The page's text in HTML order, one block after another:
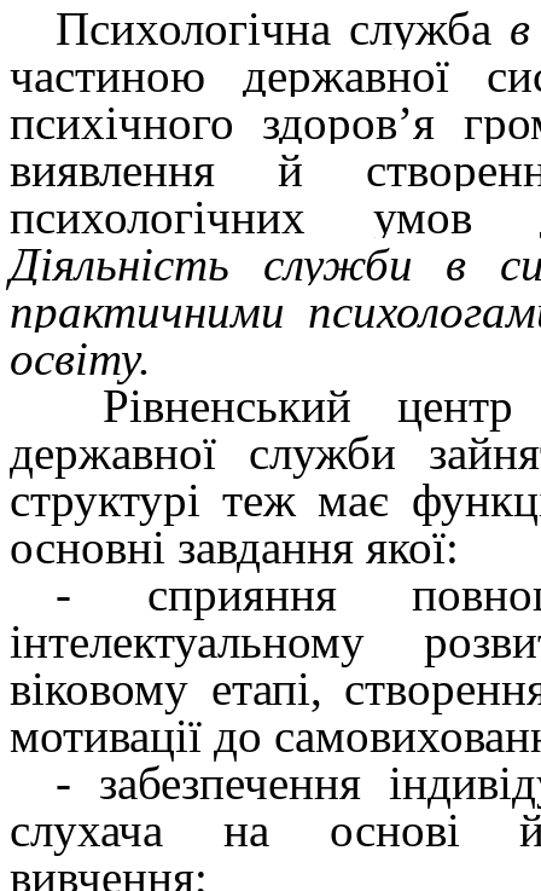
Психологічна служба
частиною державної
психічного здоров’я
виявлення й
психологічних умов
Діяльність служби в
практичними
освіту.
Рівненський центр
державної служби
структурі теж має
основні завдання якої:
- сприяння
інтелектуальному
віковому етапі,
мотивації до
- забезпечення
слухача на основі
вивчення;